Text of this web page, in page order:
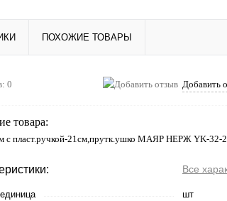
ПОХОЖИЕ ТОВАРЫ
0 Добавить
товара:
с пласт.ручкой-21см,прутк.ушко МАЯР НЕРЖ YK-32-
Все
шт